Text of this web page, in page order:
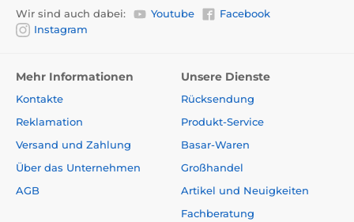
Tocopherol-Extrakte aus pflanzlichen Ölen (1b306),
Energiegehalt:
3 690 kcal/kg
Wir sind auch dabei: Youtube
Facebook
Instagram
Mehr Informationen
Kontakte
Reklamation
Versand und Zahlung
Über das Unternehmen
AGB
Unsere Dienste
Rücksendung
Produkt-Service
Basar-Waren
Großhandel
Artikel und Neuigkeiten
Fachberatung